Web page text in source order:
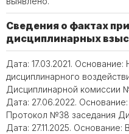
Сведения о фактах
дисциплинарных
Дата: 17.03.2021.
дисциплинарного
Дисциплинарной комиссии
Дата: 27.06.2022.
Протокол №38 заседания
Дата: 27.11.2025.